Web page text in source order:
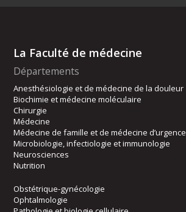
La Faculté de médecine
Départements
Anesthésiologie et de médecine de la douleur
Biochimie et médecine moléculaire
Chirurgie
Médecine
Médecine de famille et de médecine d’urgence
Microbiologie, infectiologie et immunologie
Neurosciences
Nutrition
Obstétrique-gynécologie
Ophtalmologie